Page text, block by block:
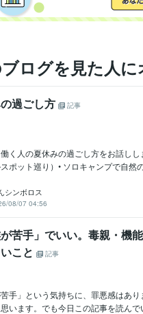
ログを見た人に
過ごし方
記事
く人の夏休みの過ごし方をお話し
ポット巡り）• ソロキャンプで自然
シンボロス
08/07 04:56
が苦手」でいい。毒親・機
こと
記事
苦手」という気持ちに、罪悪感はあ
います。でも今日この記事を読ん